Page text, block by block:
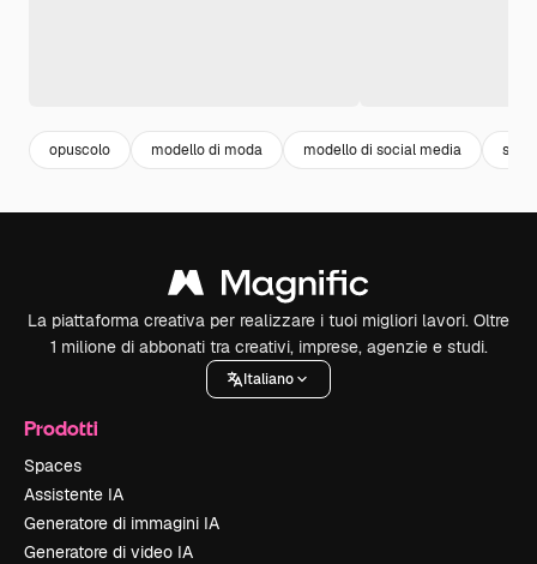
opuscolo modello di moda modello di social media
La piattaforma creativa per realizzare i tuoi migliori lavori. Oltre
1 milione di abbonati tra creativi, imprese, agenzie e studi.
Italiano
Prodotti
Spaces
Assistente IA
Generatore di immagini IA
Generatore di video IA